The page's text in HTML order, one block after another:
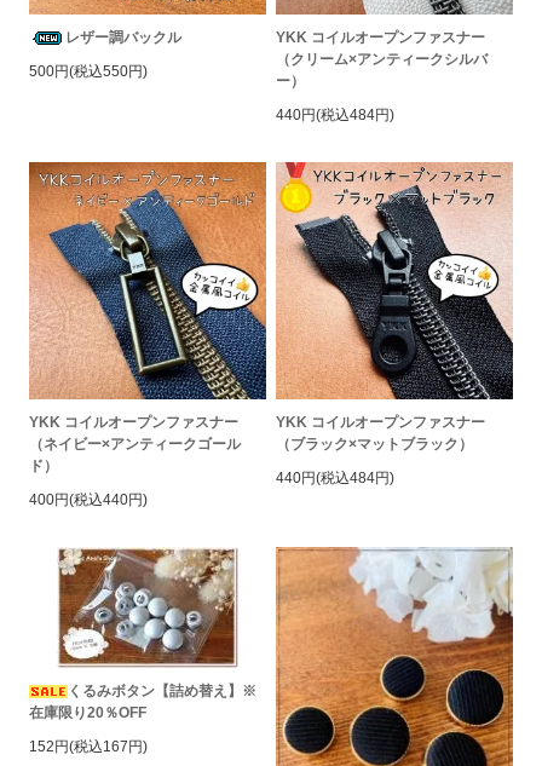
レザー調バックル
500円(税込550円)
YKK コイルオープンファスナー
（クリーム×アンティークシルバ
ー）
440円(税込484円)
YKK コイルオープンファスナー
（ネイビー×アンティークゴール
ド）
400円(税込440円)
YKK コイルオープンファスナー
（ブラック×マットブラック）
440円(税込484円)
くるみボタン【詰め替え】※
在庫限り20％OFF
152円(税込167円)